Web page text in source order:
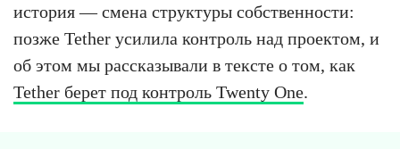
история — смена структуры собственности:
позже Tether усилила контроль над проектом, и
об этом мы рассказывали в тексте о том, как
Tether берет под контроль Twenty One.